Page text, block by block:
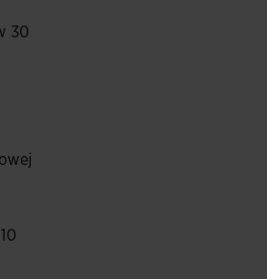
na których znajduje się również
30